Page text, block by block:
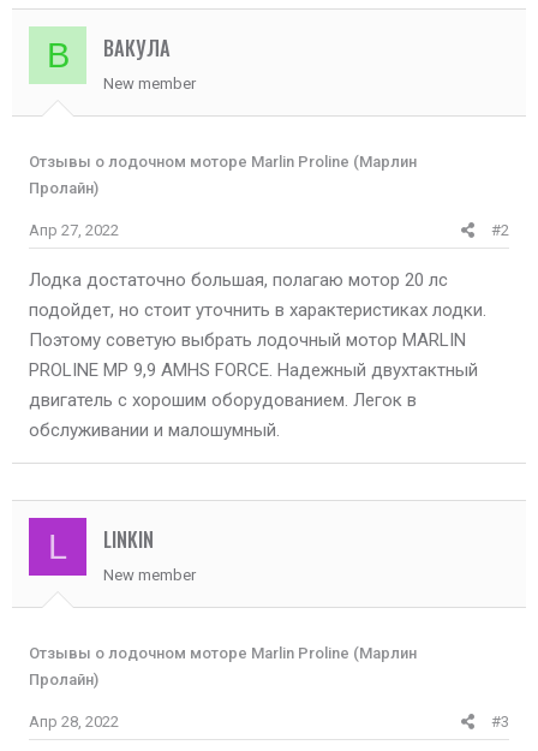
к
ц
и
и
В ВАКУЛА
New member
Отзывы о лодочном моторе Marlin Proline (Марлин
Пролайн)
Апр 27, 2022 #2
Лодка достаточно большая, полагаю мотор 20 лс
подойдет, но стоит уточнить в характеристиках лодки.
Поэтому советую выбрать лодочный мотор MARLIN
PROLINE MP 9,9 AMHS FORCE. Надежный двухтактный
двигатель с хорошим оборудованием. Легок в
обслуживании и малошумный.
L LINKIN
New member
Отзывы о лодочном моторе Marlin Proline (Марлин
Пролайн)
Апр 28, 2022 #3